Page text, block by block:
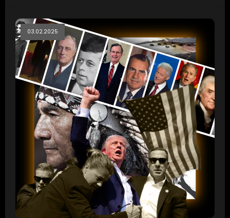
03.02.2025